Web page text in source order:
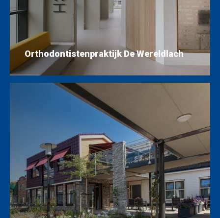
Orthodontistenpraktijk De Wereldlach